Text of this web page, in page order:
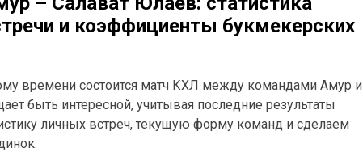
и коэффициенты букмекерских
времени состоится матч КХЛ между командами Амур и
быть интересной, учитывая последние результаты
личных встреч, текущую форму команд и сделаем